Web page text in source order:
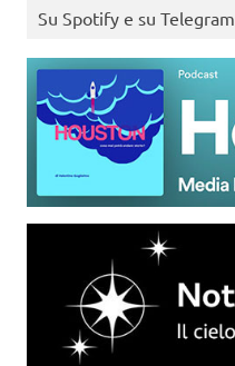
Su Spotify e su Telegram